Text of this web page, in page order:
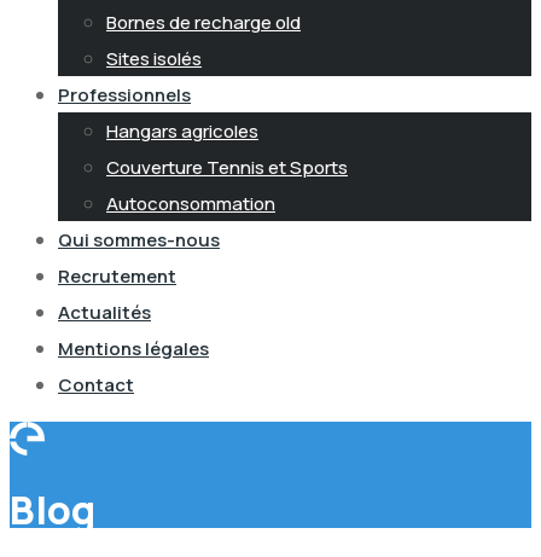
Bornes de recharge old
Sites isolés
Professionnels
Hangars agricoles
Couverture Tennis et Sports
Autoconsommation
Qui sommes-nous
Recrutement
Actualités
Mentions légales
Contact
Blog